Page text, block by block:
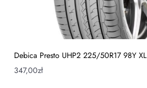
Debica Presto UHP2 225/50R17 98Y XL
347,00zł